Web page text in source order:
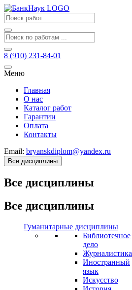
8 (910) 231-84-01
Меню
Главная
О нас
Каталог работ
Гарантии
Оплата
Контакты
Email: bryanskdiplom@yandex.ru
Все дисциплины
Все дисциплины
Все дисциплины
Гуманитарные дисциплины
Библиотечное
дело
Журналистика
Иностранный
язык
Искусство